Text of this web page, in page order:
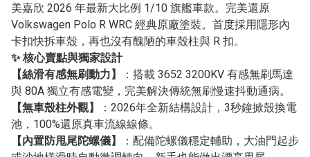
美嘉欣 2026 年最新大比例 1/10 旗艦車款。完美還原
Volkswagen Polo R WRC 經典原廠塗裝。首度採用隱形內
卡扣快拆車殼，再也沒有醜陋的車殼柱與 R 扣。
✨ 核心賣點與獨家設計
【絲滑有感無刷動力】
：搭載 3652 3200KV 有感無刷馬達
與 80A 獨立有感電變，完美解決傳統無刷慢速抖動通病。
【無車殼柱外觀】
：2026年全新結構設計，3秒鐘掀殼換電
池，100%還原真車流線線條。
【內置防甩尾陀螺儀】
：配備陀螺儀穩定輔助，大油門起步